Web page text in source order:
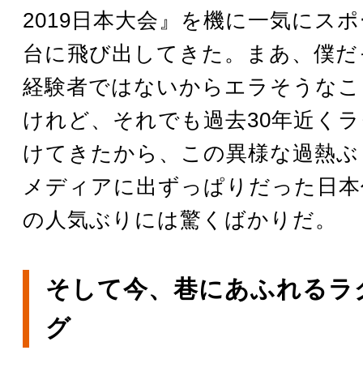
2019日本大会』を機に一気にス
台に飛び出してきた。まあ、僕
経験者ではないからエラそうな
けれど、それでも過去30年近く
けてきたから、この異様な過熱
メディアに出ずっぱりだった日
の人気ぶりには驚くばかりだ。
そして今、巷にあふれるラ
グ